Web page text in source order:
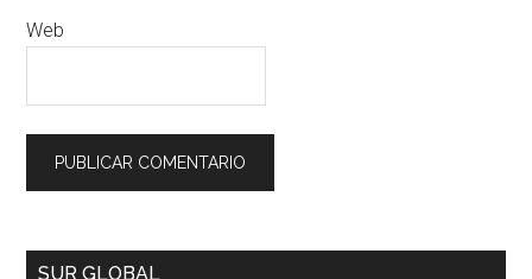
Web
SUR GLOBAL